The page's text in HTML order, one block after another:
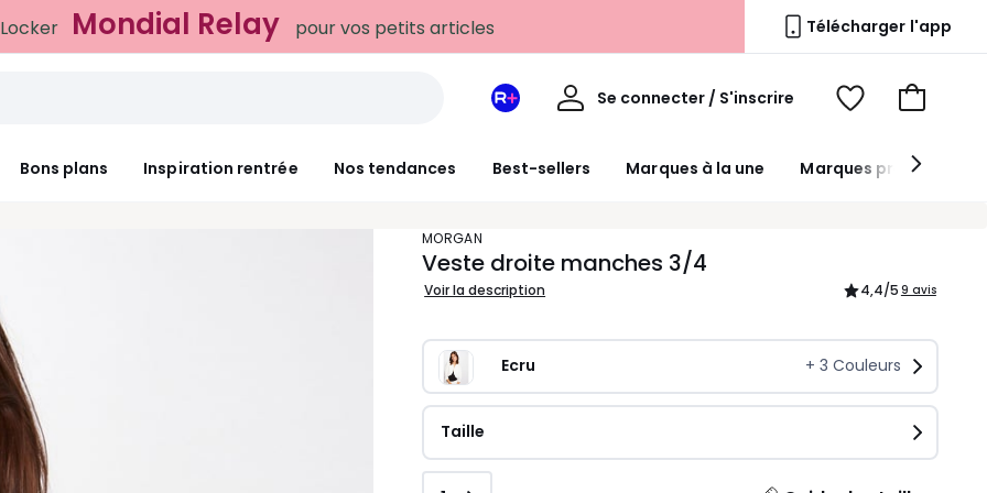
Mondial Relay pour vos petits articles Télécharger l'app
Bons plans Inspiration rentrée Nos tendances Best-sellers Marques à la une Marques premium
Mon
Redoute
Se connecter / S'inscrire
Mon
Voir
Voir
panier
MORGAN
Veste droite manches 3/4
Voir la description 4,4/5 9 avis
Ecru + 3 Couleurs
Taille